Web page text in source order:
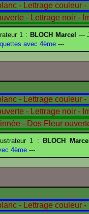
1 : BLOCH Marcel ---
avec 4ème ---
1 :
BLOCH
4ème ---